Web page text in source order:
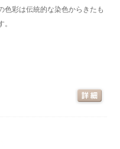
色彩は伝統的な染色からきたも